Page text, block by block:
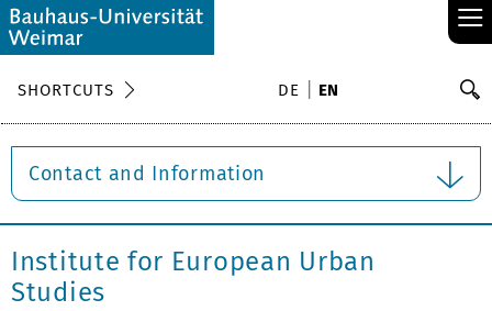
≡
SHORTCUTS DE EN
Contact and Information
Institute for European Urban
Studies